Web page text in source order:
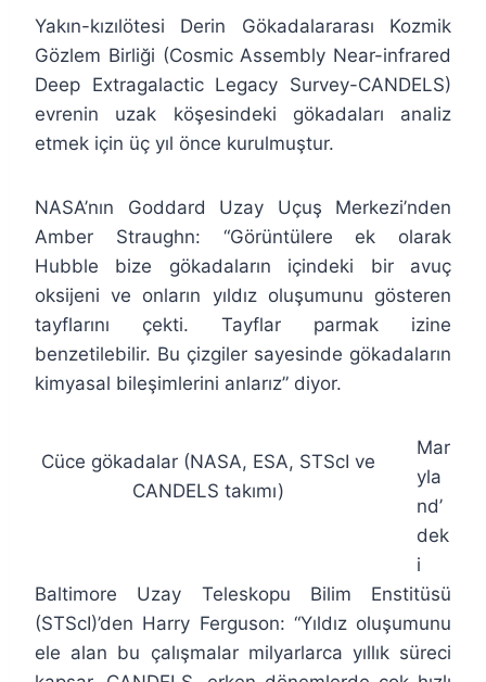
Yakın-kızılötesi Derin Gökadalararası Kozmik
Gözlem Birliği (Cosmic Assembly Near-infrared
Deep Extragalactic Legacy Survey-CANDELS)
evrenin uzak köşesindeki gökadaları analiz
etmek için üç yıl önce kurulmuştur.
NASA’nın Goddard Uzay Uçuş Merkezi’nden
Amber Straughn: “Görüntülere ek olarak
Hubble bize gökadaların içindeki bir avuç
oksijeni ve onların yıldız oluşumunu gösteren
tayflarını çekti. Tayflar parmak izine
benzetilebilir. Bu çizgiler sayesinde gökadaların
kimyasal bileşimlerini anlarız” diyor.
Cüce gökadalar (NASA, ESA, STScI ve
CANDELS takımı)
Mar
yla
nd’
dek
i
Baltimore Uzay Teleskopu Bilim Enstitüsü
(STScI)’den Harry Ferguson: “Yıldız oluşumunu
ele alan bu çalışmalar milyarlarca yıllık süreci